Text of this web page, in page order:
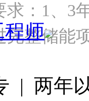
求：1、3
完整储
程师
| 两年